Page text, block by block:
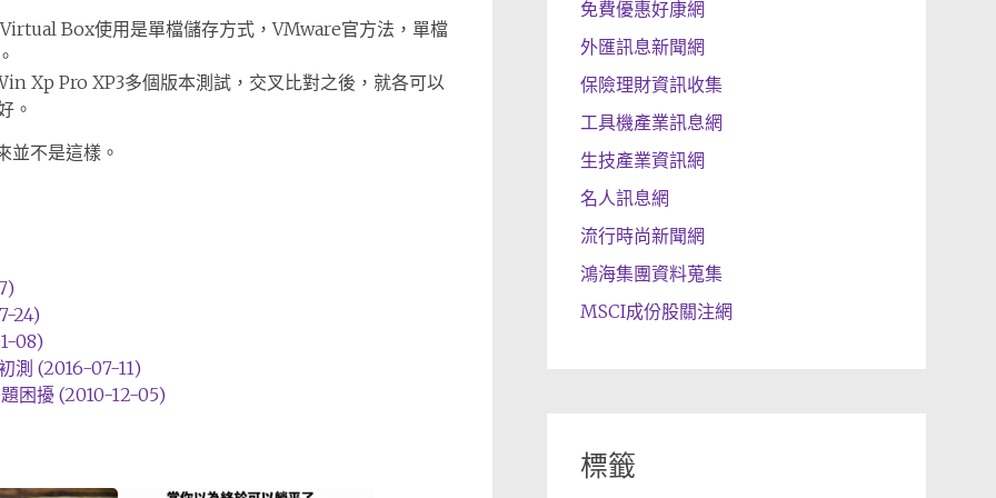
Box使用是單檔儲存方式，VMware官方法，單檔
Xp Pro XP3多個版本測試，交叉比對之後，就各可以
。
並不是這樣。
24)
08)
測 (2016-07-11)
困擾 (2010-12-05)
免費優惠好康網
外匯訊息新聞網
保險理財資訊收集
工具機產業訊息網
生技產業資訊網
名人訊息網
流行時尚新聞網
鴻海集團資料蒐集
MSCI成份股關注網
標籤